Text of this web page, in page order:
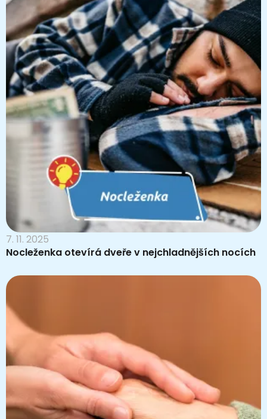
7. 11. 2025
Nocleženka otevírá dveře v nejchladnějších nocích